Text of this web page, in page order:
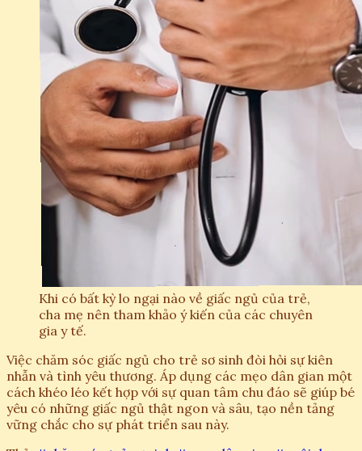
Khi có bất kỳ lo ngại nào về giấc ngủ của trẻ,
cha mẹ nên tham khảo ý kiến của các chuyên
gia y tế.
Việc chăm sóc giấc ngủ cho trẻ sơ sinh đòi hỏi sự kiên
nhẫn và tình yêu thương. Áp dụng các mẹo dân gian một
cách khéo léo kết hợp với sự quan tâm chu đáo sẽ giúp bé
yêu có những giấc ngủ thật ngon và sâu, tạo nền tảng
vững chắc cho sự phát triển sau này.